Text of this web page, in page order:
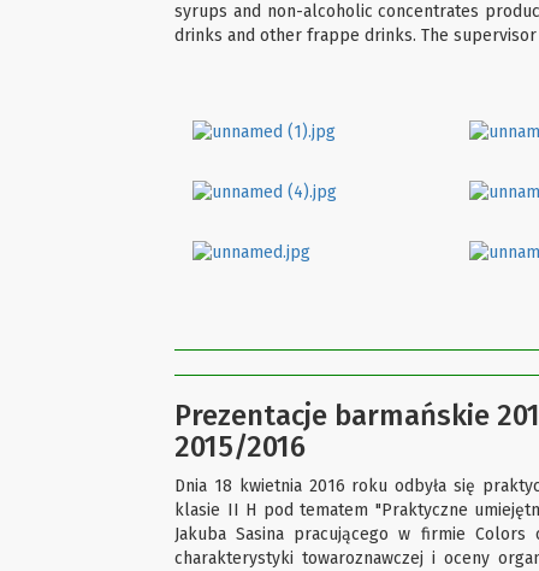
syrups and non-alcoholic concentrates
drinks and other frappe drinks. The
Prezentacje barmańskie
2015/2016
Dnia 18 kwietnia 2016 roku odbyła się
klasie II H pod tematem "Praktyczne
Jakuba Sasina pracującego w firmie
charakterystyki towaroznawczej i oceny